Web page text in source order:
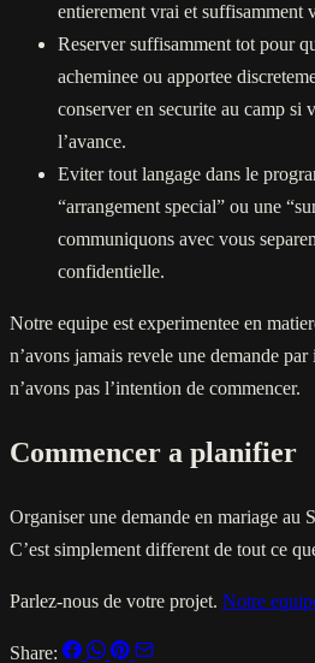
entierement vrai et suffisamment
Reserver suffisamment tot pour
acheminee ou apportee
conserver en securite au camp si
l’avance.
Eviter tout langage dans le
“arrangement special” ou une
communiquons avec vous
confidentielle.
Notre equipe est experimentee en
n’avons jamais revele une demande
n’avons pas l’intention de commencer.
Commencer a planifier
Organiser une demande en mariage au
C’est simplement different de tout ce
Parlez-nous de votre projet. Notre
Share: